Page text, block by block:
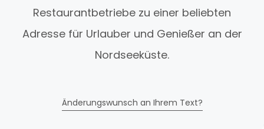
Restaurantbetriebe zu einer beliebten
Adresse für Urlauber und Genießer an der
Nordseeküste.
Änderungswunsch an Ihrem Text?